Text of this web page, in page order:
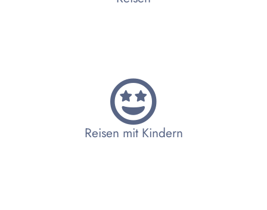
Reisen mit Kindern